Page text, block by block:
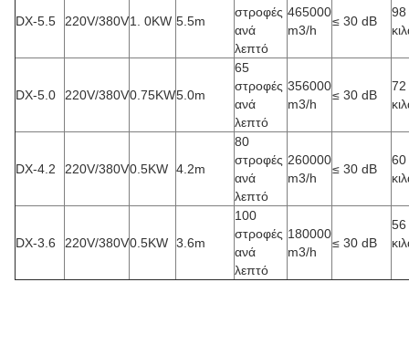
DX-5.5 220V/380V1. 0KW 5.5m
στροφές
ανά
λεπτό
465000
m3/h
≤ 30 dB
98
DX-5.0 220V/380V0.75KW5.0m
65
στροφές
ανά
λεπτό
356000
m3/h
≤ 30 dB
72
DX-4.2 220V/380V0.5KW 4.2m
80
στροφές
ανά
λεπτό
260000
m3/h
≤ 30 dB
60
DX-3.6 220V/380V0.5KW 3.6m
100
στροφές
ανά
λεπτό
180000
m3/h
≤ 30 dB
56